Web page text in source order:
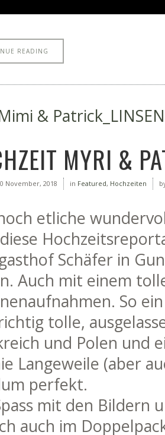
READING
MYRI &
November, 2018 in Featured, Hochzeiten
etliche
Schäfer in
Auch mit einem
So
tolle,
und Polen und
Langeweile (aber
perfekt.
mit den Bildern
auch im